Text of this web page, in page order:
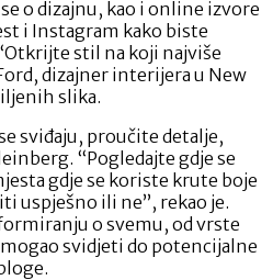
o dizajnu, kao i online izvore
i Instagram kako biste
stil na koji najviše
dizajner interijera u New
slika.
sviđaju, proučite detalje,
“Pogledajte gdje se
gdje se koriste krute boje
uspješno ili ne”, rekao je.
o svemu, od vrste
svidjeti do potencijalne